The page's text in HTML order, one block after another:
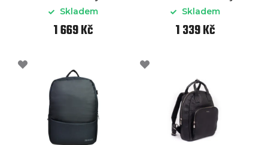
Skladem
1 669 Kč
Skladem
1 339 Kč